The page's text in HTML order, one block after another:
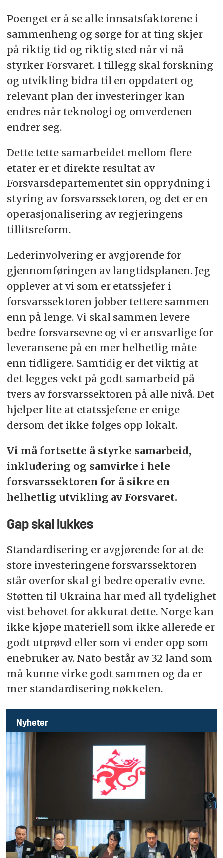
Poenget er å se alle innsatsfaktorene i
sammenheng og sørge for at ting skjer
på riktig tid og riktig sted når vi nå
styrker Forsvaret. I tillegg skal forskning
og utvikling bidra til en oppdatert og
relevant plan der investeringer kan
endres når teknologi og omverdenen
endrer seg.
Dette tette samarbeidet mellom flere
etater er et direkte resultat av
Forsvarsdepartementet sin opprydning i
styring av forsvarssektoren, og det er en
operasjonalisering av regjeringens
tillitsreform.
Lederinvolvering er avgjørende for
gjennomføringen av langtidsplanen. Jeg
opplever at vi som er etatssjefer i
forsvarssektoren jobber tettere sammen
enn på lenge. Vi skal sammen levere
bedre forsvarsevne og vi er ansvarlige for
leveransene på en mer helhetlig måte
enn tidligere. Samtidig er det viktig at
det legges vekt på godt samarbeid på
tvers av forsvarssektoren på alle nivå. Det
hjelper lite at etatssjefene er enige
dersom det ikke følges opp lokalt.
Vi må fortsette å styrke samarbeid,
inkludering og samvirke i hele
forsvarssektoren for å sikre en
helhetlig utvikling av Forsvaret.
Gap skal lukkes
Standardisering er avgjørende for at de
store investeringene forsvarssektoren
står overfor skal gi bedre operativ evne.
Støtten til Ukraina har med all tydelighet
vist behovet for akkurat dette. Norge kan
ikke kjøpe materiell som ikke allerede er
godt utprøvd eller som vi ender opp som
enebruker av. Nato består av 32 land som
må kunne virke godt sammen og da er
mer standardisering nøkkelen.
Nyheter